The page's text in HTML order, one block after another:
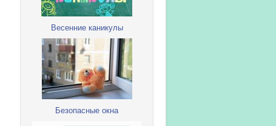
Весенние каникулы
Безопасные окна